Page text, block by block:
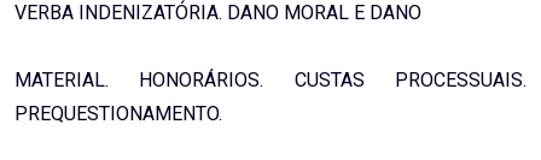
VERBA INDENIZATÓRIA. DANO MORAL E DANO
MATERIAL. HONORÁRIOS. CUSTAS PROCESSUAIS.
PREQUESTIONAMENTO.